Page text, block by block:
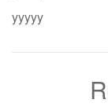
yyyyy